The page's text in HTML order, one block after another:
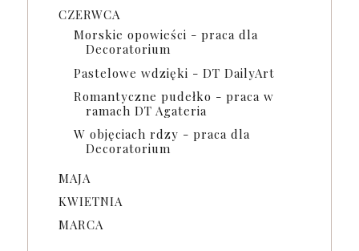
CZERWCA
Morskie opowieści - praca dla
Decoratorium
Pastelowe wdzięki - DT DailyArt
Romantyczne pudełko - praca w
ramach DT Agateria
W objęciach rdzy - praca dla
Decoratorium
MAJA
KWIETNIA
MARCA